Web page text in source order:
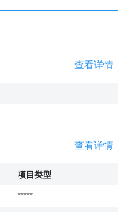
查看详情
查看详情
项目类型
*****